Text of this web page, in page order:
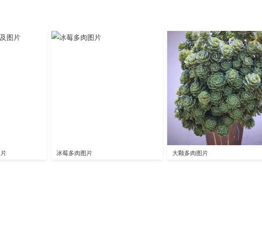
冰莓多肉图片 大颗多肉图片